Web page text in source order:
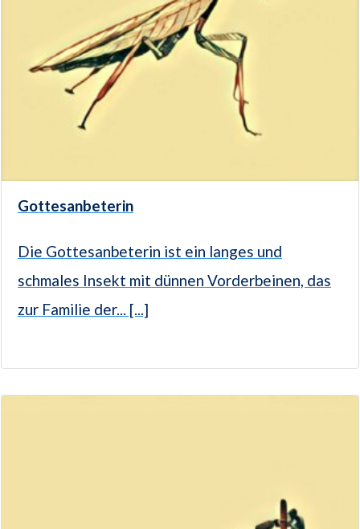
Gottesanbeterin
Die Gottesanbeterin ist ein langes und
schmales Insekt mit dünnen Vorderbeinen, das
zur Familie der... [...]